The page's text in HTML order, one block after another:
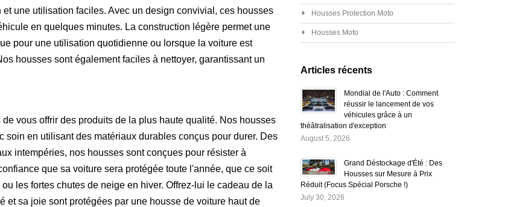
une utilisation faciles. Avec un design convivial, ces housses
en quelques minutes. La construction légère permet une
pour une utilisation quotidienne ou lorsque la voiture est
housses sont également faciles à nettoyer, garantissant un
vous offrir des produits de la plus haute qualité. Nos housses
soin en utilisant des matériaux durables conçus pour durer. Des
intempéries, nos housses sont conçues pour résister à
que sa voiture sera protégée toute l'année, que ce soit
les fortes chutes de neige en hiver. Offrez-lui le cadeau de la
et sa joie sont protégées par une housse de voiture haut de
Housses Protection Moto
Housses Moto
Articles récents
Mondial de l'Auto : Comment
réussir le lancement de vos
véhicules grâce à un
théâtralisation d'exception
August 5, 2026
Grand Déstockage d'Été : Des
Housses sur Mesure à Prix
Réduit (Focus Spécial Porsche !)
July 30, 2026